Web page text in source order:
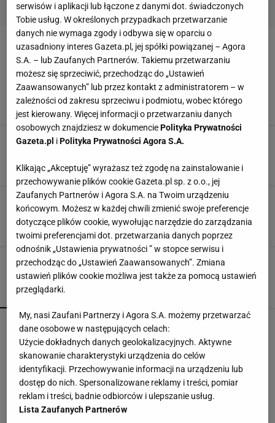
JAVIER CLEMENTE
Przed półfinałem LM i El Clasico: Jak
powstrzymać Cristiano Ronaldo? Bardzo łatwo
ŁM, 16 KWIETNIA 2012, 11:27
Piłka nożna. Komitet techniczny reprezentacji
Reuters, tka,18 PAŹDZIERNIKA 2010, 13:32
Jak PZPN (nie) rozmawiał z zagranicznymi
kandydatami na selekcjonera
Bartosz Nosal, 23 WRZEŚNIA 2009, 11:00
POPULARNE
Chwalińska znów zagra w Toronto? Polka czeka
na decyzję
Trzy minuty i wstrząs u Igi Świątek. Szkoda, że
Roig tego nie widział
SUBSKRYPCJA
serwisów i aplikacji lub łączone z danymi dot. świadczonych
Tobie usług. W określonych przypadkach przetwarzanie
danych nie wymaga zgody i odbywa się w oparciu o
uzasadniony interes Gazeta.pl, jej spółki powiązanej – Agora
S.A. – lub Zaufanych Partnerów. Takiemu przetwarzaniu
możesz się sprzeciwić, przechodząc do „Ustawień
Zaawansowanych” lub przez kontakt z administratorem – w
zależności od zakresu sprzeciwu i podmiotu, wobec którego
jest kierowany. Więcej informacji o przetwarzaniu danych
osobowych znajdziesz w dokumenciePolityka Prywatności
Gazeta.pl iPolityka Prywatności Agora S.A.
Klikając „Akceptuję” wyrażasz też zgodę na zainstalowanie i
przechowywanie plików cookie Gazeta.pl sp. z o.o., jej
Zaufanych Partnerów i Agora S.A. na Twoim urządzeniu
końcowym. Możesz w każdej chwili zmienić swoje preferencje
dotyczące plików cookie, wywołując narzędzie do zarządzania
twoimi preferencjami dot. przetwarzania danych poprzez
odnośnik „Ustawienia prywatności ” w stopce serwisu i
przechodząc do „Ustawień Zaawansowanych”. Zmiana
ustawień plików cookie możliwa jest także za pomocą ustawień
przeglądarki.
My, nasi Zaufani Partnerzy i Agora S.A. możemy przetwarzać
dane osobowe w następujących celach:
Użycie dokładnych danych geolokalizacyjnych. Aktywne
skanowanie charakterystyki urządzenia do celów
identyfikacji. Przechowywanie informacji na urządzeniu lub
dostęp do nich. Spersonalizowane reklamy i treści, pomiar
reklam i treści, badnie odbiorców i ulepszanie usług.
Lista Zaufanych Partnerów